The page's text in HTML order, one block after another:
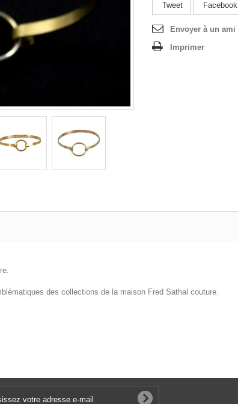
Tweet Facebook
Envoyer à un ami
Imprimer
des collections de la maison Fred Sathal couture.